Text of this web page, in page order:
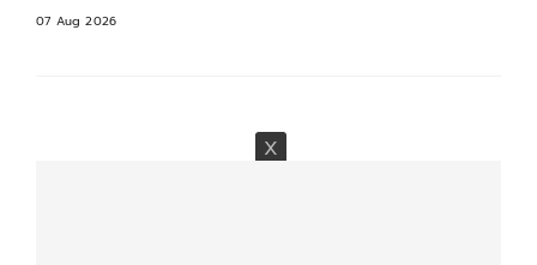
07 Aug 2026